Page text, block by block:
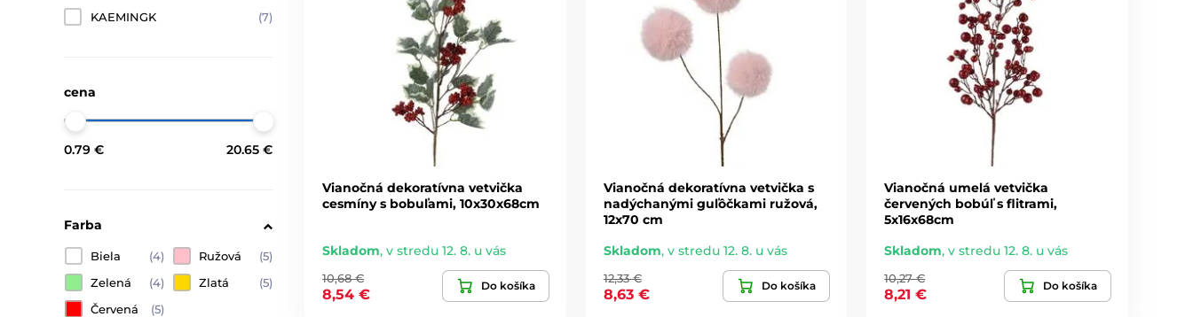
KAEMINGK
(7)
cena
0.79 € 20.65 €
Farba
Biela (4) Ružová
(5)
Zelená
(4) Zlatá
(5)
Červená
(5)
Vianočná dekoratívna vetvička
cesmíny s bobuľami, 10x30x68cm
Skladom, v stredu 12. 8. u vás
10,68 €
8,54 €
Do košíka
Vianočná dekoratívna vetvička s
nadýchanými guľôčkami ružová,
12x70 cm
Skladom, v stredu 12. 8. u vás
12,33 €
8,63 €
Do košíka
Vianočná umelá vetvička
červených bobúľ s flitrami,
5x16x68cm
Skladom,v stredu 12. 8. u vás
10,27 €
8,21 €
Do košíka